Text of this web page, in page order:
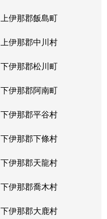
上伊那郡飯島町
上伊那郡中川村
下伊那郡松川町
下伊那郡阿南町
下伊那郡平谷村
下伊那郡下條村
下伊那郡天龍村
下伊那郡喬木村
下伊那郡大鹿村